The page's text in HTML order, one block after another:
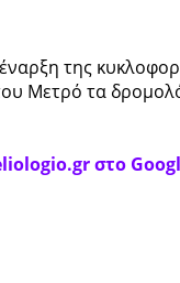
της
Μετρό τα
στο